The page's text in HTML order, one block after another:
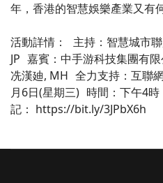
年，香港的智慧娛樂產業又有
活動詳情： 主持：智慧城市
JP 嘉賓：中手游科技集團有
冼漢廸, MH 全力支持：互聯
月6日(星期三) 時間：下午4
記： https://bit.ly/3JPbX6h